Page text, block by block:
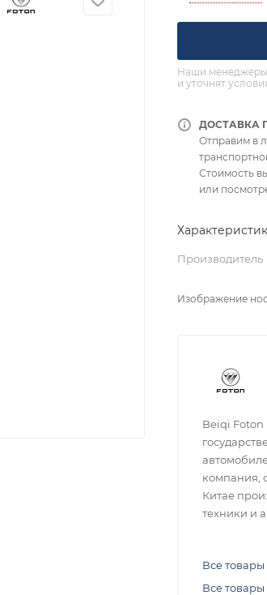
Наши менеджеры
и уточнят
ДОСТАВКА
Отправим в
Стоимость
или
Производитель
Изображение
Beiqi Foton
компания,
Китае
техники и
Все товары
Все